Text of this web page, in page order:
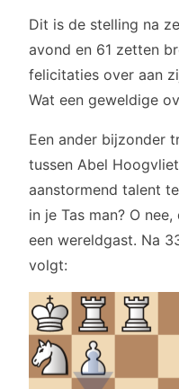
Dit is de stelling na
avond en 61 zetten
felicitaties over aan
Wat een geweldige
Een ander bijzonder
tussen Abel
aanstormend talent
in je Tas man? O nee,
een wereldgast. Na
volgt: